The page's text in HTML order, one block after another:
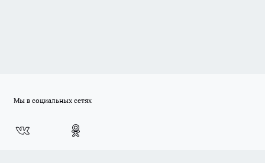
Мы в социальных сетях